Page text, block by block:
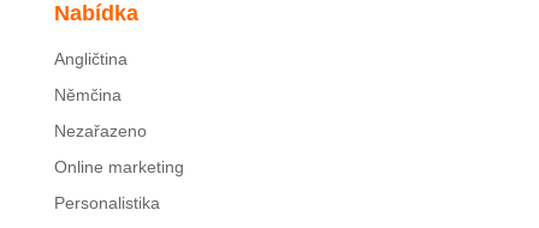
Nabídka
Angličtina
Němčina
Nezařazeno
Online marketing
Personalistika